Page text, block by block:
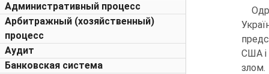
Административный процесс
Арбитражный (хозяйственный)
процесс
Аудит
Банковская система
США і
злом.